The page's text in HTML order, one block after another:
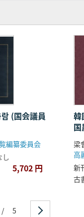
(国会議員
編纂委員会
し
5,702 円
韓
梁
高
新
古
/ 5